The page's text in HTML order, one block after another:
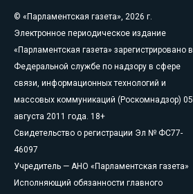
© «Парламентская газета», 2026 г.
Электронное периодическое издание
«Парламентская газета» зарегистрировано в
Федеральной службе по надзору в сфере
связи, информационных технологий и
массовых коммуникаций (Роскомнадзор) 05
августа 2011 года. 18+
Свидетельство о регистрации Эл № ФС77-
46097
Учредитель — АНО «Парламентская газета»
Исполняющий обязанности главного